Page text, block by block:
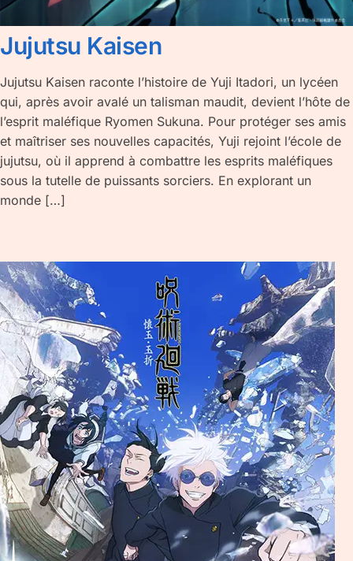
Jujutsu Kaisen
Jujutsu Kaisen raconte l’histoire de Yuji Itadori, un lycéen
qui, après avoir avalé un talisman maudit, devient l’hôte de
l’esprit maléfique Ryomen Sukuna. Pour protéger ses amis
et maîtriser ses nouvelles capacités, Yuji rejoint l’école de
jujutsu, où il apprend à combattre les esprits maléfiques
sous la tutelle de puissants sorciers. En explorant un
monde […]